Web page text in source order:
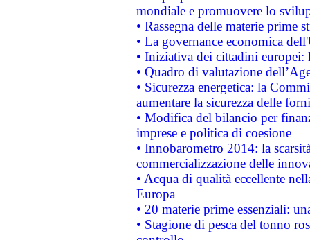
mondiale e promuovere lo
• Rassegna delle materie prime
• La governance economica
• Iniziativa dei cittadini
• Quadro di valutazione
• Sicurezza energetica: la
aumentare la sicurezza delle
• Modifica del bilancio per
imprese e politica di coesione
• Innobarometro 2014: la
commercializzazione delle
• Acqua di qualità eccellente
Europa
• 20 materie prime essenziali:
• Stagione di pesca del tonno